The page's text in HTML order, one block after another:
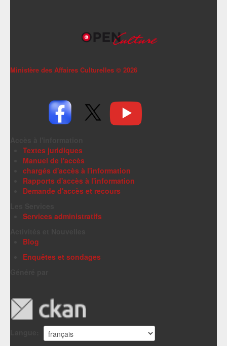
Ministère des Affaires Culturelles © 2026
Textes juridiques
Manuel de l'accès
chargés d'accès à l'information
Rapports d'accès à l'information
Demande d'accès et recours
Services administratifs
Blog
Enquêtes et sondages